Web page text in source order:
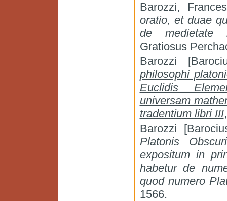
Barozzi,
oratio, et duae
de medietate
Gratiosus
Barozzi
philosophi
Euclidis
universam
tradentium libri III
Barozzi
Platonis
expositum in
habetur de
quod numero
1566.